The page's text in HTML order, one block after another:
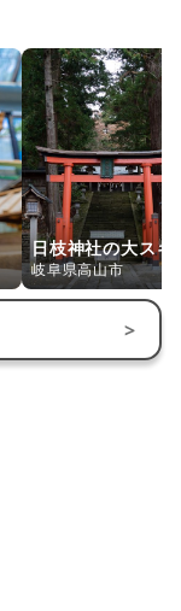
日枝神社の大スギ
岐阜県高山市
>